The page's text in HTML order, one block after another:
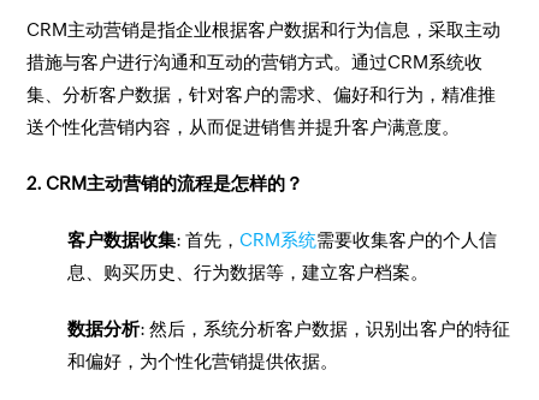
CRM主动营销是指企业根据客户数据和行为信息，采取主动
措施与客户进行沟通和互动的营销方式。通过CRM系统收
集、分析客户数据，针对客户的需求、偏好和行为，精准推
送个性化营销内容，从而促进销售并提升客户满意度。
2. CRM主动营销的流程是怎样的？
客户数据收集: 首先，CRM系统需要收集客户的个人信
息、购买历史、行为数据等，建立客户档案。
数据分析: 然后，系统分析客户数据，识别出客户的特征
和偏好，为个性化营销提供依据。